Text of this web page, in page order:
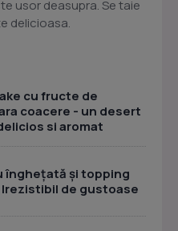
usor deasupra. Se taie
delicioasa.
cu fructe de
coacere - un desert
si aromat
înghețată și topping
de gustoase